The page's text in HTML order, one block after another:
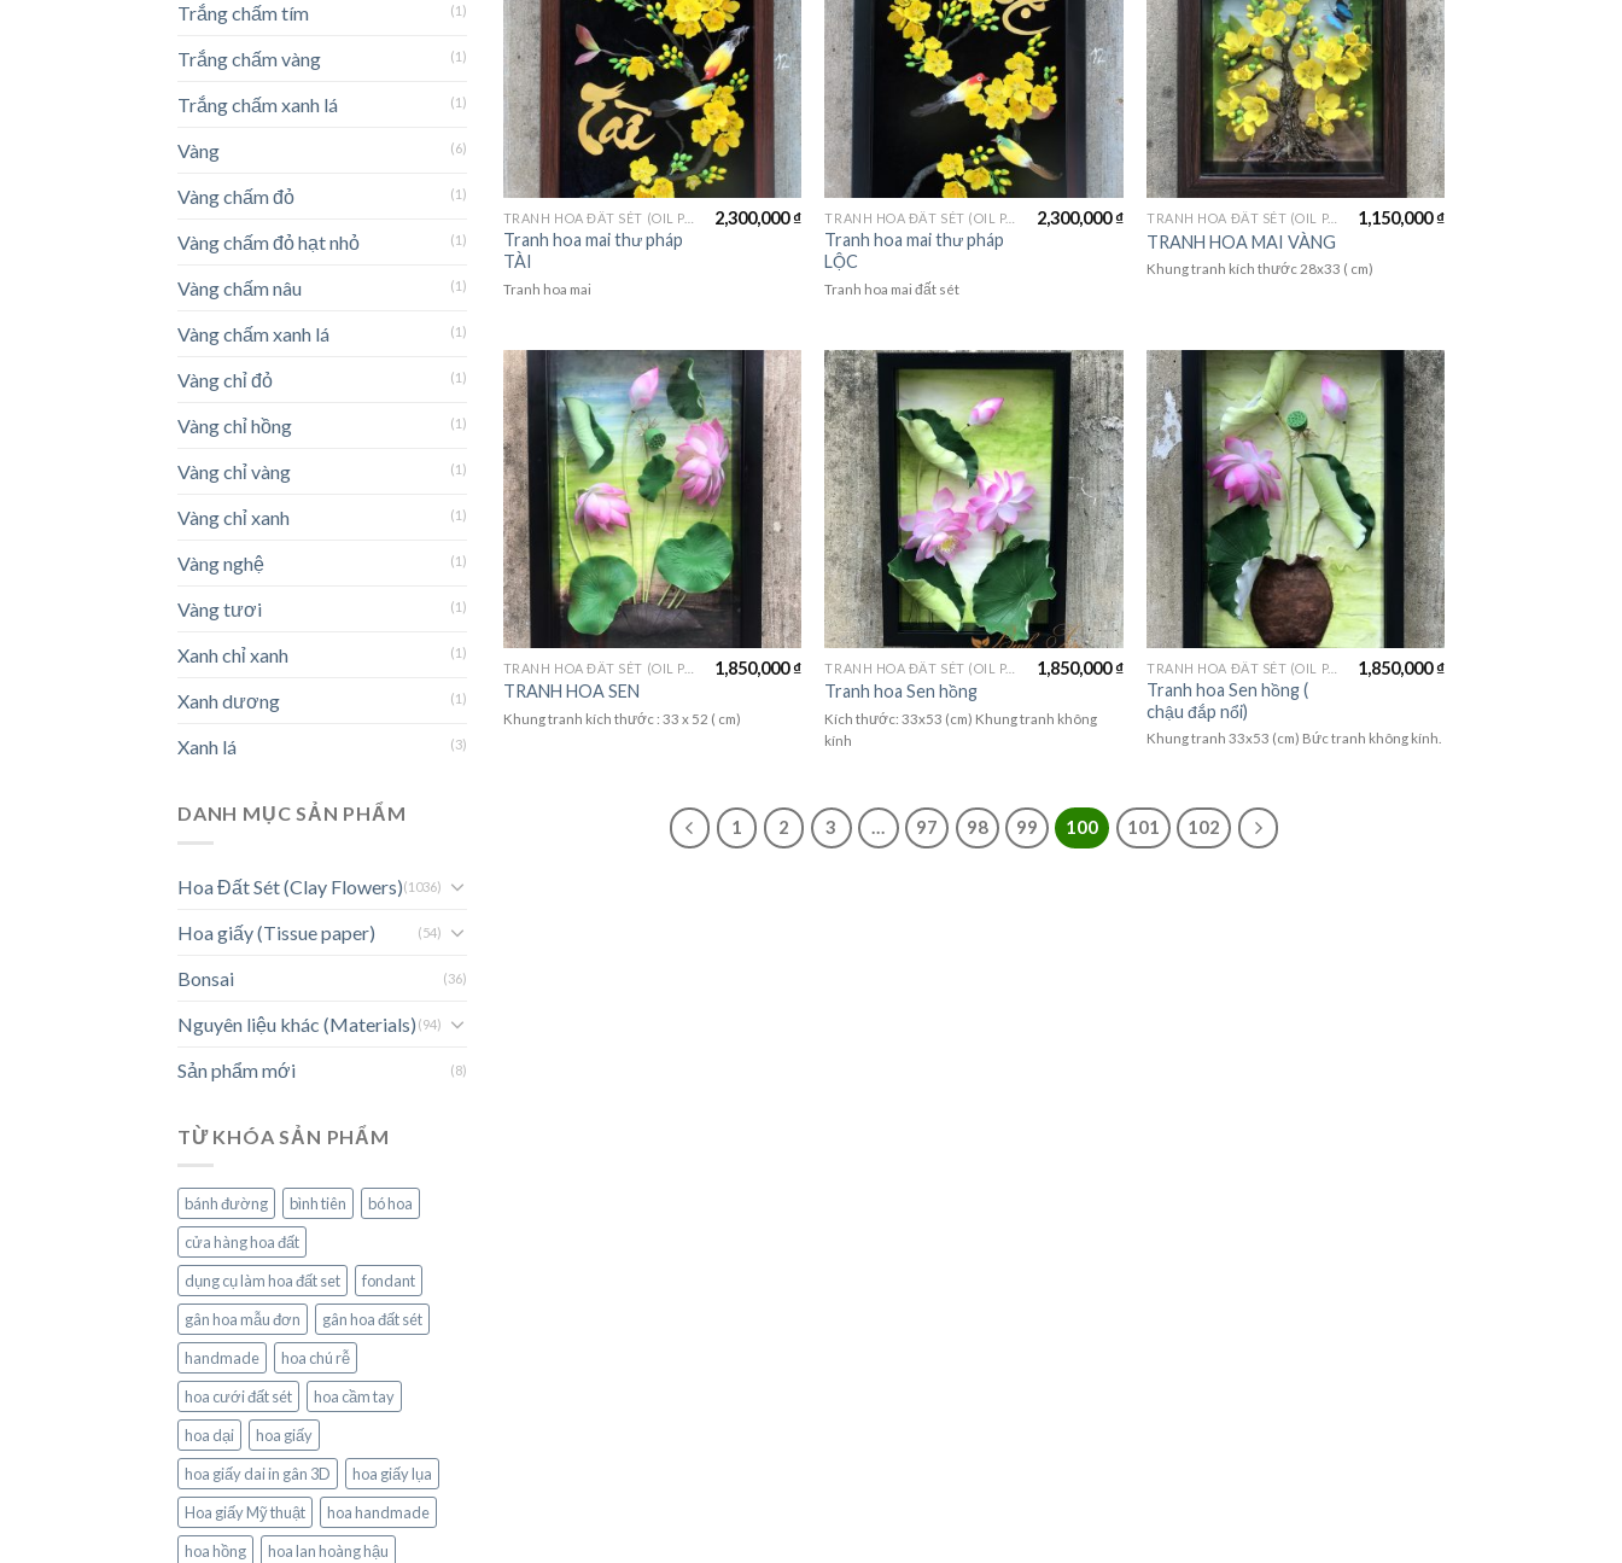
Trắng chấm tím (1)
Trắng chấm vàng (1)
Trắng chấm xanh lá (1)
Vàng (6)
Vàng chấm đỏ (1)
Vàng chấm đỏ hạt nhỏ (1)
Vàng chấm nâu (1)
Vàng chấm xanh lá (1)
Vàng chỉ đỏ (1)
Vàng chỉ hồng (1)
Vàng chỉ vàng (1)
Vàng chỉ xanh (1)
Vàng nghệ (1)
Vàng tươi (1)
Xanh chỉ xanh (1)
Xanh dương (1)
Xanh lá (3)
DANH MỤC SẢN PHẨM
Hoa Đất Sét (Clay Flowers)(1036)
Hoa giấy (Tissue paper) (54)
Bonsai (36)
Nguyên liệu khác (Materials) (94)
Sản phẩm mới (8)
TỪ KHÓA SẢN PHẨM
bánh đường bình tiên
bó hoa
cửa hàng hoa đất
dụng cụ làm hoa đất set
fondant
gân hoa mẫu đơn
gân hoa đất sét
handmade
hoa chú rễ
hoa cưới đất sét
hoa cầm tay
hoa dại
hoa giấy
hoa giấy dai in gân 3D
hoa giấy lụa
Hoa giấy Mỹ thuật
hoa handmade
hoa hồng
hoa lan hoàng hậu
TRANH HOA ĐẤT SÉT (OIL PAINTING FLOWER)
Tranh hoa mai thư pháp
TÀI
2,300,000₫
Tranh hoa mai
TRANH HOA ĐẤT SÉT (OIL PAINTING FLOWER)
Tranh hoa mai thư pháp
LỘC
2,300,000₫
Tranh hoa mai đất sét
TRANH HOA ĐẤT SÉT (OIL PAINTING FLOWER)
TRANH HOA MAI VÀNG
1,150,000₫
Khung tranh kích thước 28x33 ( cm)
TRANH HOA ĐẤT SÉT (OIL PAINTING FLOWER)
TRANH HOA SEN
1,850,000₫
Khung tranh kích thước : 33 x 52 ( cm)
TRANH HOA ĐẤT SÉT (OIL PAINTING FLOWER)
Tranh hoa Sen hồng
1,850,000₫
Kích thước: 33x53 (cm) Khung tranh không
kính
TRANH HOA ĐẤT SÉT (OIL PAINTING FLOWER)
Tranh hoa Sen hồng (
chậu đắp nổi)
1,850,000₫
Khung tranh 33x53 (cm) Bức tranh không kính.
1 2 3 … 97 98 99 100 101 102